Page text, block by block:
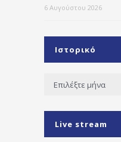
6 Αυγούστου 2026
Ιστορικό
Ιστορικό
Live stream